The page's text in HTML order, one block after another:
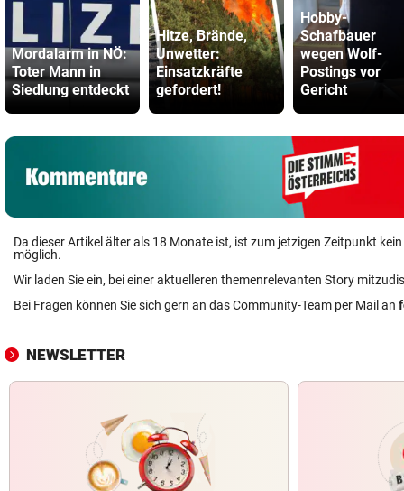
Mordalarm in NÖ:
Toter Mann in
Siedlung entdeckt
Hitze, Brände,
Unwetter:
Einsatzkräfte
gefordert!
Hobby-
Schafbauer
wegen Wolf-
Postings vor
Gericht
Da dieser Artikel älter als 18 Monate ist, ist zum jetzigen Zeitpunkt
möglich.
Wir laden Sie ein, bei einer aktuelleren themenrelevanten Story
Bei Fragen können Sie sich gern an das Community-Team per Mail an
NEWSLETTER